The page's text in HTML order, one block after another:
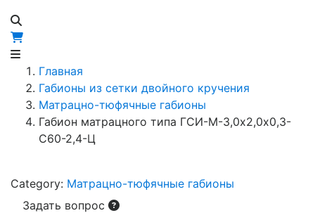
Главная
Габионы из сетки двойного кручения
Матрацно-тюфячные габионы
Габион матрацного типа ГCИ-М-3,0х2,0х0,3-
С60-2,4-Ц
Category: Матрацно-тюфячные габионы
Задать вопрос